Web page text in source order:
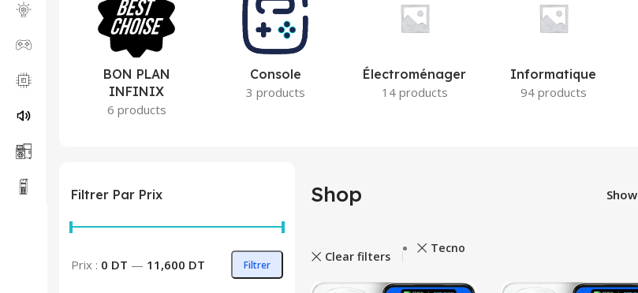
BON PLAN
INFINIX
6 products
Console
3 products
Électroménager
14 products
Informatique
94 products
Filtrer Par Prix
Prix min
Prix max Filtrer
Prix : 0 DT — 11,600 DT
Shop Show
Clear filters
Tecno